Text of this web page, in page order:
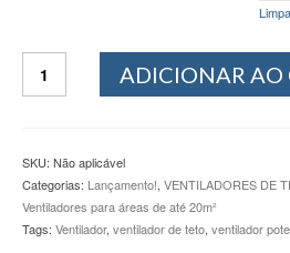
LED
12w
Branco
quantidade
ADICIONAR AO
SKU: Não aplicável
Categorias: Lançamento!, VENTILADORES DE
Ventiladores para áreas de até 20m²
Tags: Ventilador, ventilador de teto, ventilador